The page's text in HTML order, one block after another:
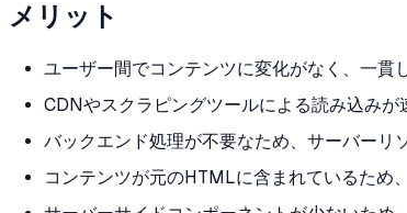
メリット
ユーザー間でコンテンツに変化がなく、一貫
CDNやスクラピングツールによる読み込みが
バックエンド処理が不要なため、サーバーリ
コンテンツが元のHTMLに含まれているため